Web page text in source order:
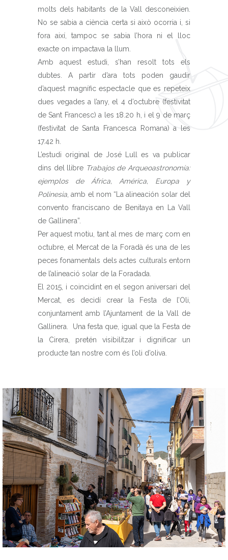
molts dels habitants de la Vall desconeixien.
No se sabia a ciència certa si això ocorria i, si
fora així, tampoc se sabia l’hora ni el lloc
exacte on impactava la llum.
Amb aquest estudi, s’han resolt tots els
dubtes. A partir d’ara tots poden gaudir
d’aquest magnífic espectacle que es repeteix
dues vegades a l’any, el 4 d’octubre (festivitat
de Sant Francesc) a les 18.20 h, i el 9 de març
(festivitat de Santa Francesca Romana) a les
17.42 h.
L’estudi original de José Lull es va publicar
dins del llibre Trabajos de Arqueoastronomía:
ejemplos de África, América, Europa y
Polinesia , amb el nom “La alineación solar del
convento franciscano de Benitaya en La Vall
de Gallinera”.
Per aquest motiu, tant al mes de març com en
octubre, el Mercat de la Foradà és una de les
peces fonamentals dels actes culturals entorn
de l’alineació solar de la Foradada.
El 2015, i coincidint en el segon aniversari del
Mercat, es decidí crear la Festa de l’Oli,
conjuntament amb l’Ajuntament de la Vall de
Gallinera. Una festa que, igual que la Festa de
la Cirera, pretén visibilitzar i dignificar un
producte tan nostre com és l’oli d’oliva.